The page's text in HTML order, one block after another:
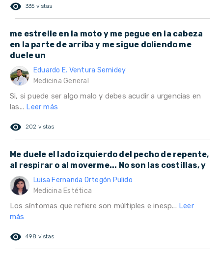
remove_red_eye 335 vistas
me estrelle en la moto y me pegue en la cabeza
en la parte de arriba y me sigue doliendo me
duele un
Eduardo E. Ventura Semidey
Medicina General
Si, si puede ser algo malo y debes acudir a urgencias en
las... Leer más
remove_red_eye 202 vistas
Me duele el lado izquierdo del pecho de repente,
al respirar o al moverme... No son las costillas, y
Luisa Fernanda Ortegón Pulido
Medicina Estética
Los síntomas que refiere son múltiples e inesp... Leer
más
remove_red_eye 498 vistas